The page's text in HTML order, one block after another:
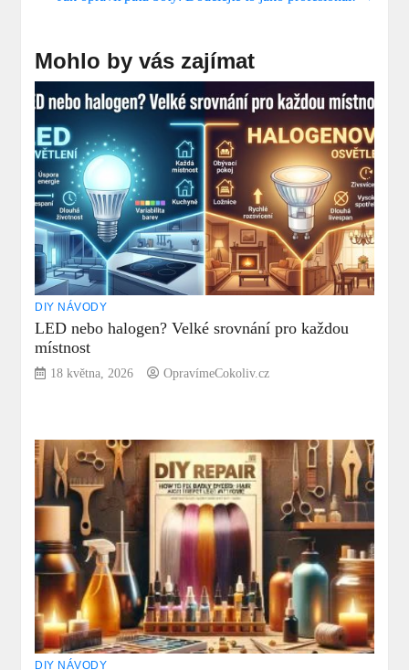
Mohlo by vás zajímat
DIY NÁVODY
LED nebo halogen? Velké srovnání pro každou
místnost
18 května, 2026 OpravímeCokoliv.cz
DIY NÁVODY